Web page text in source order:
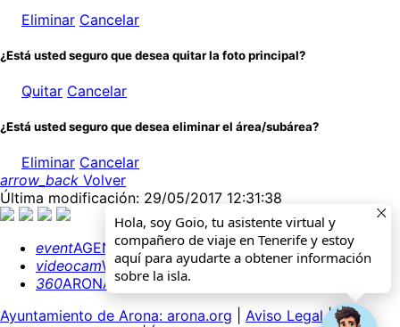
Hola, soy Goio, tu asistente virtual y
compañero de viaje en Tenerife y estoy
aquí para ayudarte a obtener información
sobre la isla.
Eliminar Cancelar
¿Está usted seguro que desea quitar la foto principal?
Quitar Cancelar
¿Está usted seguro que desea eliminar el área/subárea?
Eliminar Cancelar
arrow_back Volver
Última modificación: 29/05/2017 12:31:38
eventAGENDA
videocamWEBCAMS
360ARONA 360º
Ayuntamiento de Arona: arona.org
Aviso Legal|